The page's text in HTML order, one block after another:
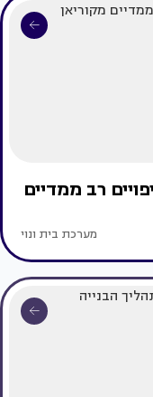
רב ממדיים
מערכת בית ונוי